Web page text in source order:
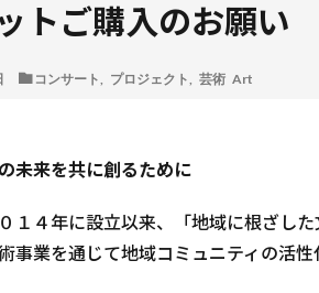
トご購入のお願い
コンサート プロジェクト 芸術 Art
未来を共に創るために
１４年に設立以来、「地域に根ざし
事業を通じて地域コミュニティの活性